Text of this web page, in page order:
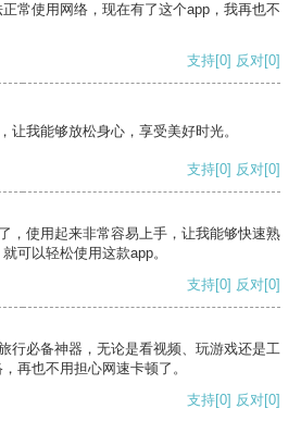
常使用网络，现在有了这个app，我再也不
支持[0] 反对[0]
让我能够放松身心，享受美好时光。
支持[0] 反对[0]
，使用起来非常容易上手，让我能够快速熟
可以轻松使用这款app。
支持[0] 反对[0]
行必备神器，无论是看视频、玩游戏还是工
再也不用担心网速卡顿了。
支持[0] 反对[0]